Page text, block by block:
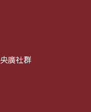
央廣社群